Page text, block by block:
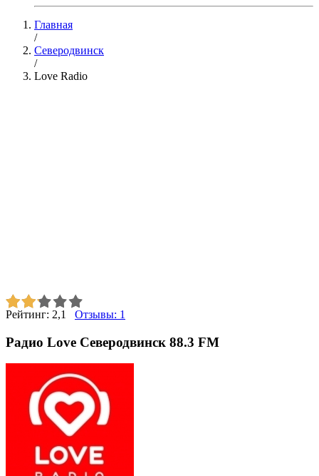
Главная
/
Северодвинск
/
Love Radio
Рейтинг: 2,1 Отзывы: 1
Радио Love Северодвинск 88.3 FM